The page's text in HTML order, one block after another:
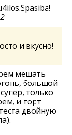
и вкусно!
мешать
большой
только
и торт
двойную